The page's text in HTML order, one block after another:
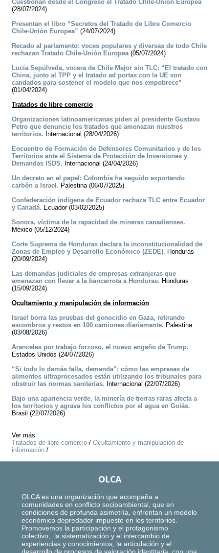
Cuestionan desde el Congreso el Tratado Chile-Unión Europea
(28/07/2024)
Presentan el libro “Secretos del Tratado de Libre Comercio
Chile-Unión Europea” (24/07/2024)
Recado al parlamento: voces populares y diversas de todo Chile
rechazan Tratado Chile-Unión Europea(05/07/2024)
Lucía Sepúlveda, vocera de Chile Mejor sin TLC: “El tratado con
China, junto al TPP y el tratado ad portas con la UE son
candados para sostener el modelo que nos empobrece”
(01/04/2024)
Tratados de libre comercio
Organizaciones latinoamericanas piden al presidente Gustavo
Petro que denuncie los tratados que amenazan nuestros
territorios. Internacional (28/04/2026)
Encuentro de Formación de Defensores Comunitarios y de los
Territorios ante el Sistema de Protección de Inversiones y
Demandas ISDS. Internacional (24/04/2026)
Un decreto en el papel: Colombia ha seguido exportando
carbón a Israel. Palestina (06/07/2025)
Confederación indígena de Ecuador rechaza TLC entre Ecuador
y Canadá. Ecuador (03/02/2025)
Sonora, víctima de la rapacidad de mineras canadienses.
México (05/12/2024)
Corte Suprema de Honduras declara la inconstitucionalidad de
Zonas de Empleo y Desarrollo Económico (ZEDE). Honduras
(20/09/2024)
Las demandas judiciales de empresas extranjeras que
amenazan con llevar a la bancarrota a Honduras. Honduras
(15/09/2024)
Ocultamiento y manipulación de información
Israel borra las pruebas del genocidio en Gaza, retirando
escombros y restos en 100 camiones diariamente. Palestina
(03/08/2026)
Aranceles por trabajo forzoso, el nuevo engaño de Trump.
Estados Unidos (24/07/2026)
“Si todo lo demás falla, demanda”: cómo las empresas de
alimentos ultraprocesados están utilizando los tribunales para
obstruir las normas sanitarias. Internacional (22/07/2026)
Bajo una apariencia verde, la minería de tierras raras afecta a
los territorios y agrava los conflictos por el agua en Goiás.
Brasil (22/07/2026)
Ver más:
Tratados de libre comercio / Ocultamiento y manipulación de
información /
OLCA
OLCA es una organización que acompaña a
comunidades en conflicto socioambiental, que en
condiciones de profunda asimetría, enfrentan un modelo
económico depredador impuesto en los territorios.
Promovemos la participación y el protagonismo
colectivo, la sistematización y el intercambio de
experiencias y conocimientos, la articulación y el